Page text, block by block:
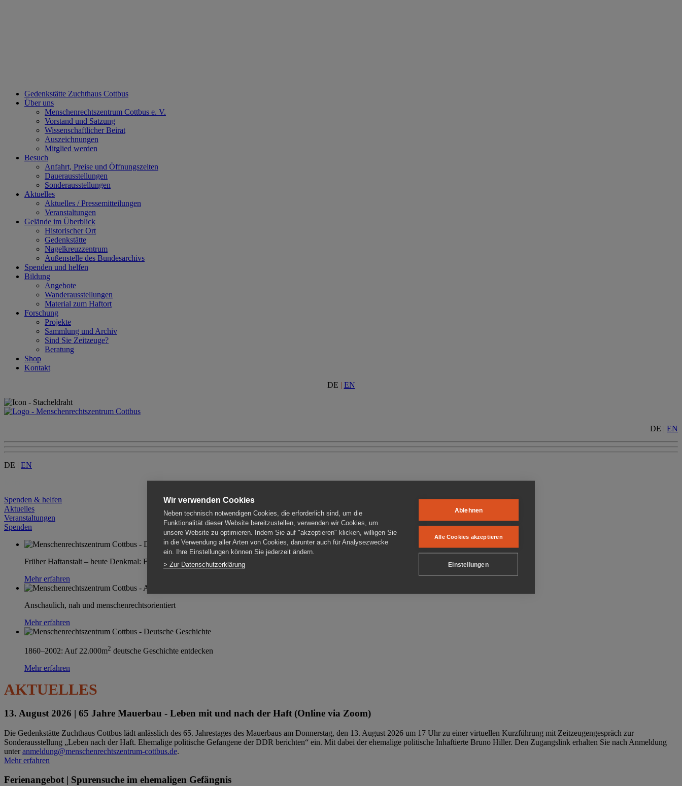
Gedenkstätte Zuchthaus Cottbus
Über uns
Menschenrechtszentrum Cottbus e. V.
Vorstand und Satzung
Wissenschaftlicher Beirat
Auszeichnungen
Mitglied werden
Besuch
Anfahrt, Preise und Öffnungszeiten
Dauerausstellungen
Sonderausstellungen
Aktuelles
Aktuelles / Pressemitteilungen
Veranstaltungen
Gelände im Überblick
Historischer Ort
Gedenkstätte
Nagelkreuzzentrum
Außenstelle des Bundesarchivs
Spenden und helfen
Bildung
Angebote
Wanderausstellungen
Material zum Haftort
Forschung
Projekte
Sammlung und Archiv
Sind Sie Zeitzeuge?
Beratung
Shop
Kontakt
DE | EN
DE | EN
DE | EN
Spenden & helfen
Aktuelles
Veranstaltungen
Spenden
Früher Haftanstalt – heute Denkmal: Einen Ort im Wandel erleben
Mehr erfahren
Anschaulich, nah und menschenrechtsorientiert
Mehr erfahren
1860–2002: Auf 22.000m2 deutsche Geschichte entdecken
Mehr erfahren
AKTUELLES
13. August 2026 | 65 Jahre Mauerbau - Leben mit und nach der Haft (Online via Zoom)
Die Gedenkstätte Zuchthaus Cottbus lädt anlässlich des 65. Jahrestages des Mauerbaus am Donnerstag, den 13. August 2026 um 17 Uhr zu einer virtuellen Kurzführung mit Zeitzeugengespräch zur
Sonderausstellung „Leben nach der Haft. Ehemalige politische Gefangene der DDR berichten“ ein. Mit dabei der ehemalige politische Inhaftierte Bruno Hiller. Den Zugangslink erhalten Sie nach Anmeldung
unteranmeldung@menschenrechtszentrum-cottbus.de.
Mehr erfahren
Ferienangebot | Spurensuche im ehemaligen Gefängnis
Wir verwenden Cookies
Neben technisch notwendigen Cookies, die erforderlich sind, um die
Funktionalität dieser Website bereitzustellen, verwenden wir Cookies, um
unsere Website zu optimieren. Indem Sie auf "akzeptieren" klicken, willigen Sie
in die Verwendung aller Arten von Cookies, darunter auch für Analysezwecke
ein. Ihre Einstellungen können Sie jederzeit ändern.
> Zur Datenschutzerklärung
Ablehnen
Alle Cookies akzeptieren
Einstellungen